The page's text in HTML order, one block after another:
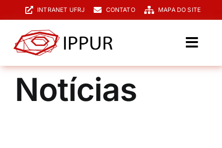
para
conteúdo
INTRANET UFRJ CONTATO MAPA DO SITE
O IPPUR
Graduação
Notícias